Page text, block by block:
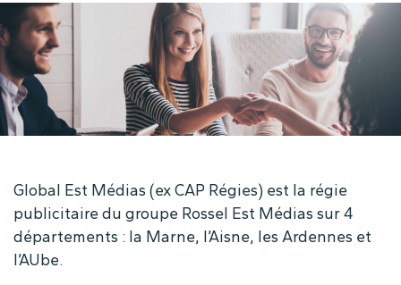
Global Est Médias (ex CAP Régies) est la régie
publicitaire du groupe Rossel Est Médias sur 4
départements : la Marne, l’Aisne, les Ardennes et
l’AUbe.